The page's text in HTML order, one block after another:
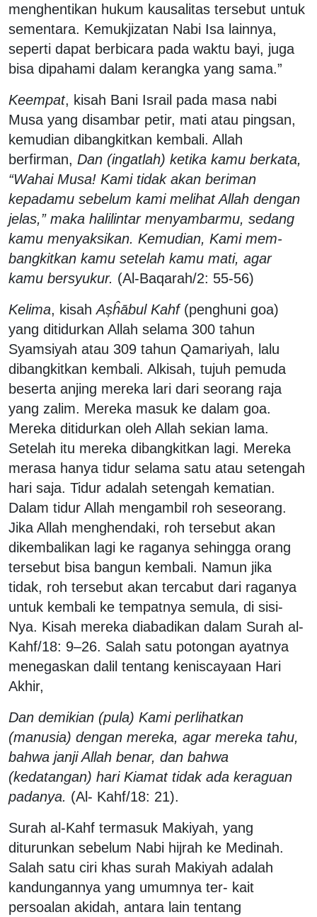
menghentikan hukum kausalitas tersebut untuk
sementara. Kemukjizatan Nabi Isa lainnya,
seperti dapat berbicara pada waktu bayi, juga
bisa dipahami dalam kerangka yang sama.”
Keempat, kisah Bani Israil pada masa nabi
Musa yang disambar petir, mati atau pingsan,
kemudian dibangkitkan kembali. Allah
berfirman, Dan (ingatlah) ketika kamu berkata,
“Wahai Musa! Kami tidak akan beriman
kepadamu sebelum kami melihat Allah dengan
jelas,” maka halilintar menyambarmu, sedang
kamu menyaksikan. Kemudian, Kami mem-
bangkitkan kamu setelah kamu mati, agar
kamu bersyukur. (Al-Baqarah/2: 55-56)
Kelima, kisahAșĥābul Kahf (penghuni goa)
yang ditidurkan Allah selama 300 tahun
Syamsiyah atau 309 tahun Qamariyah, lalu
dibangkitkan kembali. Alkisah, tujuh pemuda
beserta anjing mereka lari dari seorang raja
yang zalim. Mereka masuk ke dalam goa.
Mereka ditidurkan oleh Allah sekian lama.
Setelah itu mereka dibangkitkan lagi. Mereka
merasa hanya tidur selama satu atau setengah
hari saja. Tidur adalah setengah kematian.
Dalam tidur Allah mengambil roh seseorang.
Jika Allah menghendaki, roh tersebut akan
dikembalikan lagi ke raganya sehingga orang
tersebut bisa bangun kembali. Namun jika
tidak, roh tersebut akan tercabut dari raganya
untuk kembali ke tempatnya semula, di sisi-
Nya. Kisah mereka diabadikan dalam Surah al-
Kahf/18: 9–26. Salah satu potongan ayatnya
menegaskan dalil tentang keniscayaan Hari
Akhir,
Dan demikian (pula) Kami perlihatkan
(manusia) dengan mereka, agar mereka tahu,
bahwa janji Allah benar, dan bahwa
(kedatangan) hari Kiamat tidak ada keraguan
padanya. (Al- Kahf/18: 21).
Surah al-Kahf termasuk Makiyah, yang
diturunkan sebelum Nabi hijrah ke Medinah.
Salah satu ciri khas surah Makiyah adalah
kandungannya yang umumnya ter- kait
persoalan akidah, antara lain tentang